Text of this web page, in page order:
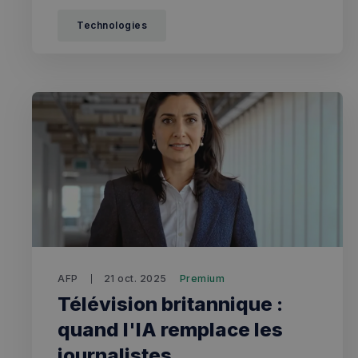
Technologies
AFP 21 oct. 2025 Premium
Télévision britannique :
quand l'IA remplace les
sp_landing
Nom